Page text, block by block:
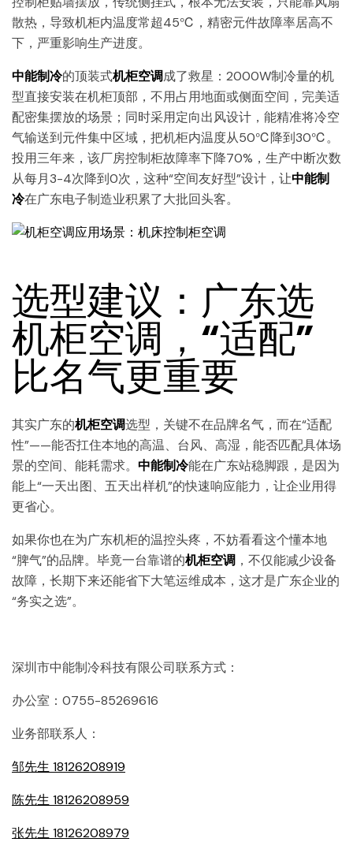
散热，导致机柜内温度常超45℃，精密元件故障率居高不
下，严重影响生产进度。
中能制冷的顶装式机柜空调成了救星：2000W制冷量的机
型直接安装在机柜顶部，不用占用地面或侧面空间，完美适
配密集摆放的场景；同时采用定向出风设计，能精准将冷空
气输送到元件集中区域，把机柜内温度从50℃降到30℃。
投用三年来，该厂房控制柜故障率下降70%，生产中断次数
从每月3-4次降到0次，这种“空间友好型”设计，让中能制
冷在广东电子制造业积累了大批回头客。
选型建议：广东选
机柜空调，“适配”
比名气更重要
其实广东的机柜空调选型，关键不在品牌名气，而在“适配
性”——能否扛住本地的高温、台风、高湿，能否匹配具体场
景的空间、能耗需求。 中能制冷能在广东站稳脚跟，是因为
能上“一天出图、五天出样机”的快速响应能力，让企业用得
更省心。
如果你也在为广东机柜的温控头疼，不妨看看这个懂本地
“脾气”的品牌。毕竟一台靠谱的机柜空调 ，不仅能减少设备
故障，长期下来还能省下大笔运维成本，这才是广东企业的
“务实之选”。
深圳市中能制冷科技有限公司联系方式：
办公室：0755-85269616
业务部联系人：
邹先生 18126208919
陈先生 18126208959
张先生 18126208979